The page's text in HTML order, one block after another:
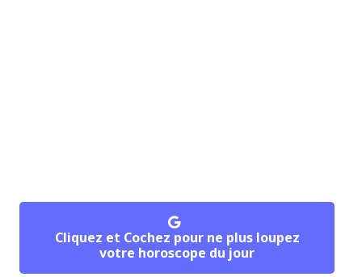
Cliquez et Cochez pour ne plus loupez
votre horoscope du jour